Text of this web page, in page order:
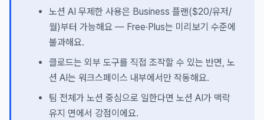
노션 AI 무제한 사용은 Business 플랜($20/유저/
월)부터 가능해요 — Free·Plus는 미리보기 수준에
불과해요.
클로드는 외부 도구를 직접 조작할 수 있는 반면, 노
션 AI는 워크스페이스 내부에서만 작동해요.
팀 전체가 노션 중심으로 일한다면 노션 AI가 맥락
유지 면에서 강점이에요.